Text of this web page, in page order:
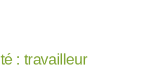
: travailleur